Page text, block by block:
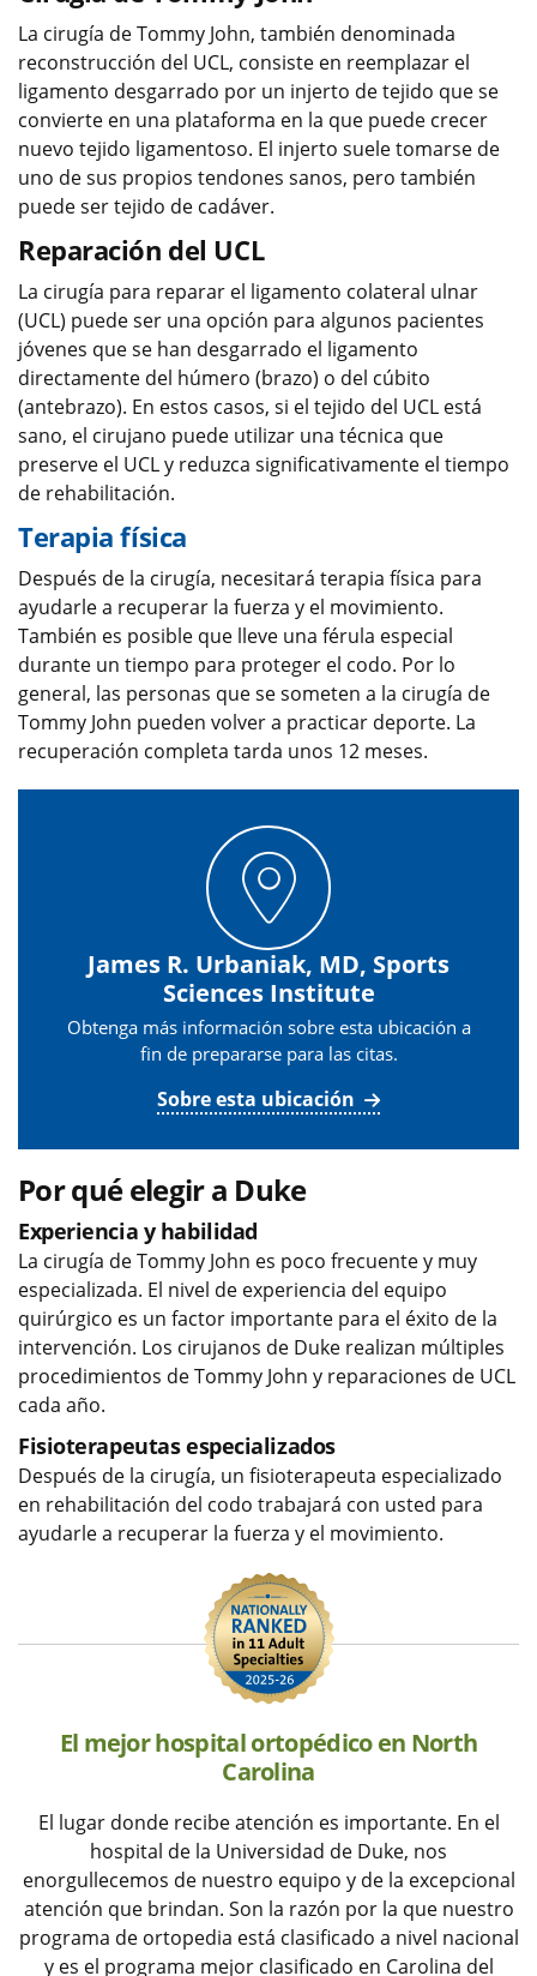
La cirugía de Tommy John, también denominada
reconstrucción del UCL, consiste en reemplazar el
ligamento desgarrado por un injerto de tejido que se
convierte en una plataforma en la que puede crecer
nuevo tejido ligamentoso. El injerto suele tomarse de
uno de sus propios tendones sanos, pero también
puede ser tejido de cadáver.
Reparación del UCL
La cirugía para reparar el ligamento colateral ulnar
(UCL) puede ser una opción para algunos pacientes
jóvenes que se han desgarrado el ligamento
directamente del húmero (brazo) o del cúbito
(antebrazo). En estos casos, si el tejido del UCL está
sano, el cirujano puede utilizar una técnica que
preserve el UCL y reduzca significativamente el tiempo
de rehabilitación.
Terapia física
Después de la cirugía, necesitará terapia física para
ayudarle a recuperar la fuerza y el movimiento.
También es posible que lleve una férula especial
durante un tiempo para proteger el codo. Por lo
general, las personas que se someten a la cirugía de
Tommy John pueden volver a practicar deporte. La
recuperación completa tarda unos 12 meses.
James R. Urbaniak, MD, Sports
Sciences Institute
Obtenga más información sobre esta ubicación a
fin de prepararse para las citas.
Sobre esta ubicación
Por qué elegir a Duke
Experiencia y habilidad
La cirugía de Tommy John es poco frecuente y muy
especializada. El nivel de experiencia del equipo
quirúrgico es un factor importante para el éxito de la
intervención. Los cirujanos de Duke realizan múltiples
procedimientos de Tommy John y reparaciones de UCL
cada año.
Fisioterapeutas especializados
Después de la cirugía, un fisioterapeuta especializado
en rehabilitación del codo trabajará con usted para
ayudarle a recuperar la fuerza y el movimiento.
El mejor hospital ortopédico en North
Carolina
El lugar donde recibe atención es importante. En el
hospital de la Universidad de Duke, nos
enorgullecemos de nuestro equipo y de la excepcional
atención que brindan. Son la razón por la que nuestro
programa de ortopedia está clasificado a nivel nacional
y es el programa mejor clasificado en Carolina del